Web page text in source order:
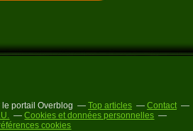
le portail Overblog Top articles
Contact
Cookies et données personnelles
cookies